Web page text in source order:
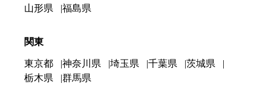
山形県
福島県
関東
東京都 神奈川県 埼玉県 千葉県
茨城県
栃木県
群馬県